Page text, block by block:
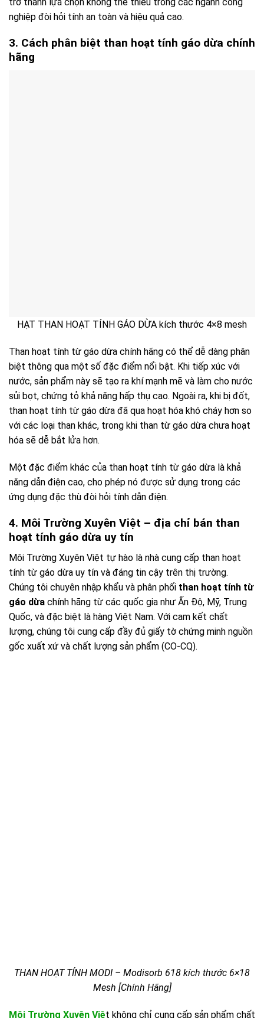
nghiệp đòi hỏi tính an toàn và hiệu quả cao.
3. Cách phân biệt than hoạt tính gáo dừa chính
hãng
HẠT THAN HOẠT TÍNH GÁO DỪA kích thước 4×8 mesh
Than hoạt tính từ gáo dừa chính hãng có thể dễ dàng phân
biệt thông qua một số đặc điểm nổi bật. Khi tiếp xúc với
nước, sản phẩm này sẽ tạo ra khí mạnh mẽ và làm cho nước
sủi bọt, chứng tỏ khả năng hấp thụ cao. Ngoài ra, khi bị đốt,
than hoạt tính từ gáo dừa đã qua hoạt hóa khó cháy hơn so
với các loại than khác, trong khi than từ gáo dừa chưa hoạt
hóa sẽ dễ bắt lửa hơn.
Một đặc điểm khác của than hoạt tính từ gáo dừa là khả
năng dẫn điện cao, cho phép nó được sử dụng trong các
ứng dụng đặc thù đòi hỏi tính dẫn điện.
4. Môi Trường Xuyên Việt – địa chỉ bán than
hoạt tính gáo dừa uy tín
Môi Trường Xuyên Việt tự hào là nhà cung cấp than hoạt
tính từ gáo dừa uy tín và đáng tin cậy trên thị trường.
Chúng tôi chuyên nhập khẩu và phân phối than hoạt tính từ
gáo dừa chính hãng từ các quốc gia như Ấn Độ, Mỹ, Trung
Quốc, và đặc biệt là hàng Việt Nam. Với cam kết chất
lượng, chúng tôi cung cấp đầy đủ giấy tờ chứng minh nguồn
gốc xuất xứ và chất lượng sản phẩm (CO-CQ).
THAN HOẠT TÍNH MODI – Modisorb 618 kích thước 6×18
Mesh [Chính Hãng]
Môi Trường Xuyên Việt không chỉ cung cấp sản phẩm chất